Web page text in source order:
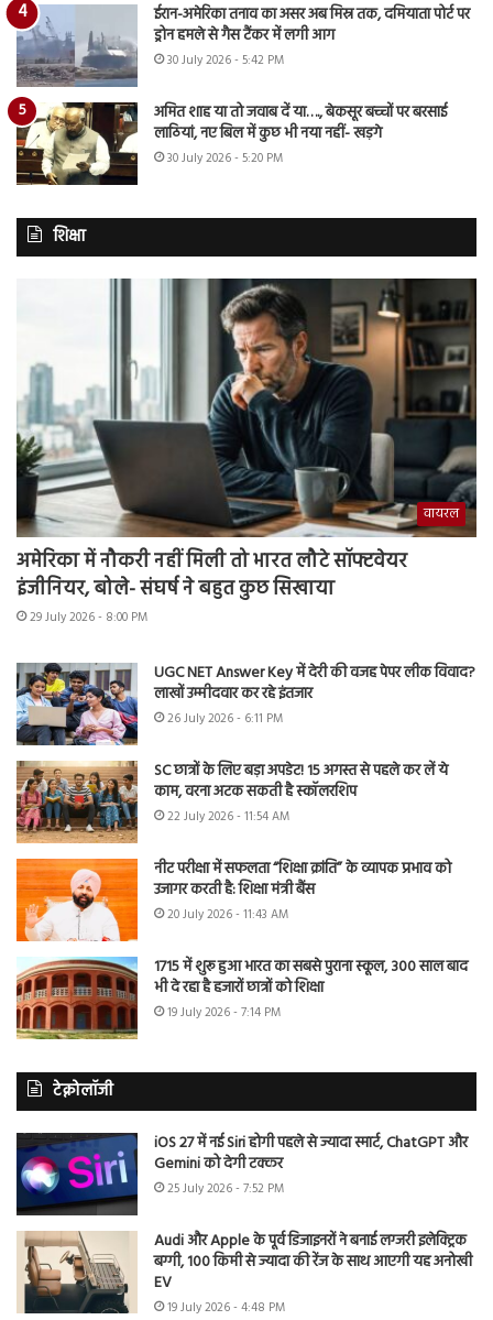
ईरान-अमेरिका तनाव का असर अब मिस्र तक, दमियाता पोर्ट पर
ड्रोन हमले से गैस टैंकर में लगी आग
30 July 2026 - 5:42 PM
अमित शाह या तो जवाब दें या…., बेकसूर बच्चों पर बरसाई
लाठियां, नए बिल में कुछ भी नया नहीं- खड़गे
30 July 2026 - 5:20 PM
शिक्षा
वायरल
अमेरिका में नौकरी नहीं मिली तो भारत लौटे सॉफ्टवेयर
इंजीनियर, बोले- संघर्ष ने बहुत कुछ सिखाया
29 July 2026 - 8:00 PM
UGC NET Answer Key में देरी की वजह पेपर लीक विवाद?
लाखों उम्मीदवार कर रहे इंतजार
26 July 2026 - 6:11 PM
SC छात्रों के लिए बड़ा अपडेट! 15 अगस्त से पहले कर लें ये
काम, वरना अटक सकती है स्कॉलरशिप
22 July 2026 - 11:54 AM
नीट परीक्षा में सफलता “शिक्षा क्रांति” के व्यापक प्रभाव को
उजागर करती है: शिक्षा मंत्री बैंस
20 July 2026 - 11:43 AM
1715 में शुरू हुआ भारत का सबसे पुराना स्कूल, 300 साल बाद
भी दे रहा है हजारों छात्रों को शिक्षा
19 July 2026 - 7:14 PM
टेक्नोलॉजी
iOS 27 में नई Siri होगी पहले से ज्यादा स्मार्ट, ChatGPT और
Gemini को देगी टक्कर
25 July 2026 - 7:52 PM
Audi और Apple के पूर्व डिजाइनरों ने बनाई लग्जरी इलेक्ट्रिक
बग्गी, 100 किमी से ज्यादा की रेंज के साथ आएगी यह अनोखी
EV
19 July 2026 - 4:48 PM